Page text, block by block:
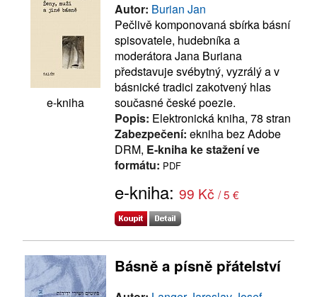
e-kniha
Autor: Burian Jan
Pečlivě komponovaná sbírka básní
spisovatele, hudebníka a
moderátora Jana Buriana
představuje svébytný, vyzrálý a v
básnické tradici zakotvený hlas
současné české poezie.
Popis: Elektronická kniha, 78 stran
Zabezpečení: ekniha bez Adobe
DRM, E-kniha ke stažení ve
formátu: PDF
e-kniha: 99 Kč / 5 €
Básně a písně přátelství